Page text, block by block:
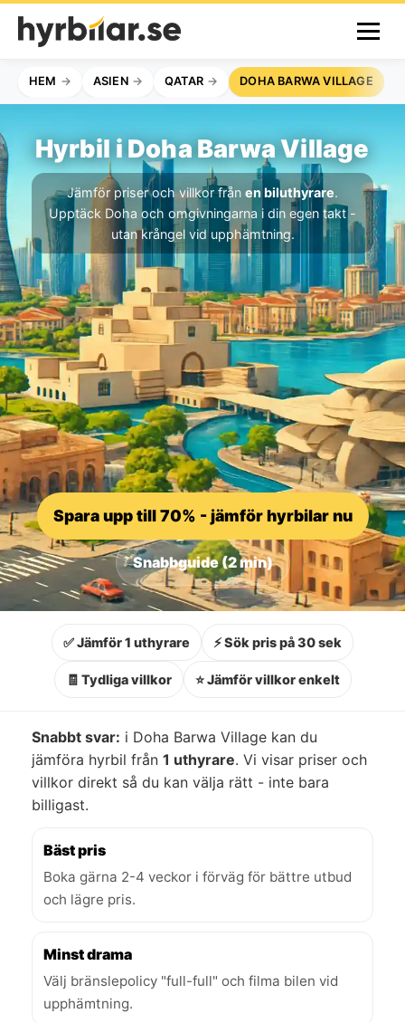
HEM ASIEN QATAR DOHA BARWA VILLAGE
Hyrbil i Doha Barwa Village
Jämför priser och villkor från en biluthyrare.
Upptäck Doha och omgivningarna i din egen takt -
utan krångel vid upphämtning.
Spara upp till 70% - jämför hyrbilar nu
Snabbguide (2 min)
✅ Jämför 1 uthyrare ⚡ Sök pris på 30 sek
🧾 Tydliga villkor ⭐ Jämför villkor enkelt
Snabbt svar: i Doha Barwa Village kan du
jämföra hyrbil från 1 uthyrare. Vi visar priser och
villkor direkt så du kan välja rätt - inte bara
billigast.
Bäst pris
Boka gärna 2-4 veckor i förväg för bättre utbud
och lägre pris.
Minst drama
Välj bränslepolicy "full-full" och filma bilen vid
upphämtning.